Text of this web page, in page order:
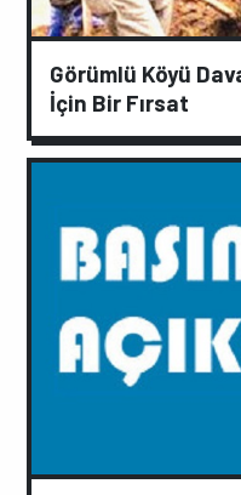
Görümlü Köyü
İçin Bir Fırsat